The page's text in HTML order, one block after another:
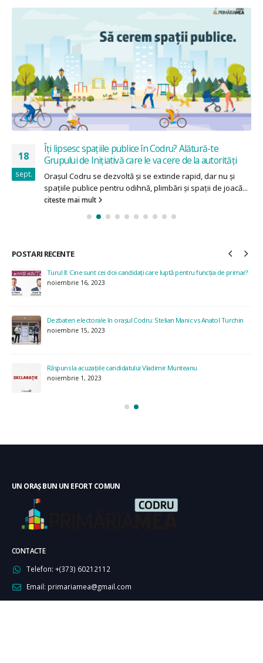
18
sept.
Îți lipsesc spațiile publice în Codru? Alătură-te
Grupului de Inițiativă care le va cere de la autorități
Orașul Codru se dezvoltă și se extinde rapid, dar nu și
spațiile publice pentru odihnă, plimbări și spații de joacă...
citeste mai mult
POSTARI RECENTE
Turul II: Cine sunt cei doi candidați care luptă pentru funcția de primar?
noiembrie 16, 2023
Dezbateri electorale în orașul Codru: Stelian Manic vs Anatol Turchin
noiembrie 15, 2023
Răspuns la acuzațiile candidatului Vladimir Munteanu
noiembrie 1, 2023
UN ORAȘ BUN UN EFORT COMUN
CONTACTE
Telefon: +(373) 60212112
Email: primariamea@gmail.com